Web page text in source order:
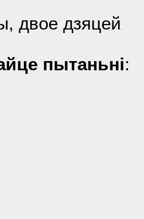
двое дзяцей
пытаньні: